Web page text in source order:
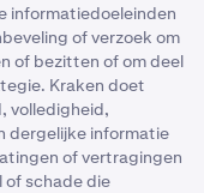
informatiedoeleinden
of verzoek om
of bezitten of om deel
Kraken doet
volledigheid,
dergelijke informatie
of vertragingen
of schade die